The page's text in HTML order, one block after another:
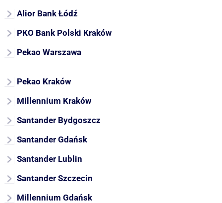
Alior Bank Łódź
PKO Bank Polski Kraków
Pekao Warszawa
Pekao Kraków
Millennium Kraków
Santander Bydgoszcz
Santander Gdańsk
Santander Lublin
Santander Szczecin
Millennium Gdańsk